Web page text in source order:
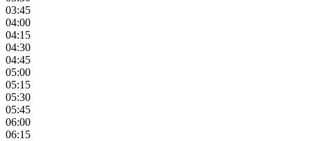
03:45
04:00
04:15
04:30
04:45
05:00
05:15
05:30
05:45
06:00
06:15